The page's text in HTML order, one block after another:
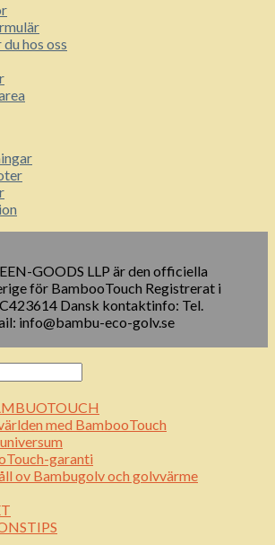
du hos oss
GOODS LLP är den officiella
för BambooTouch Registrerat i
Dansk kontaktinfo: Tel.
info@bambu-eco-golv.se
med BambooTouch
garanti
ov Bambugolv och golvvärme